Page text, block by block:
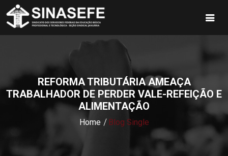
REFORMA TRIBUTÁRIA AMEAÇA
TRABALHADOR DE PERDER VALE-REFEIÇÃO E
ALIMENTAÇÃO
Home Blog Single